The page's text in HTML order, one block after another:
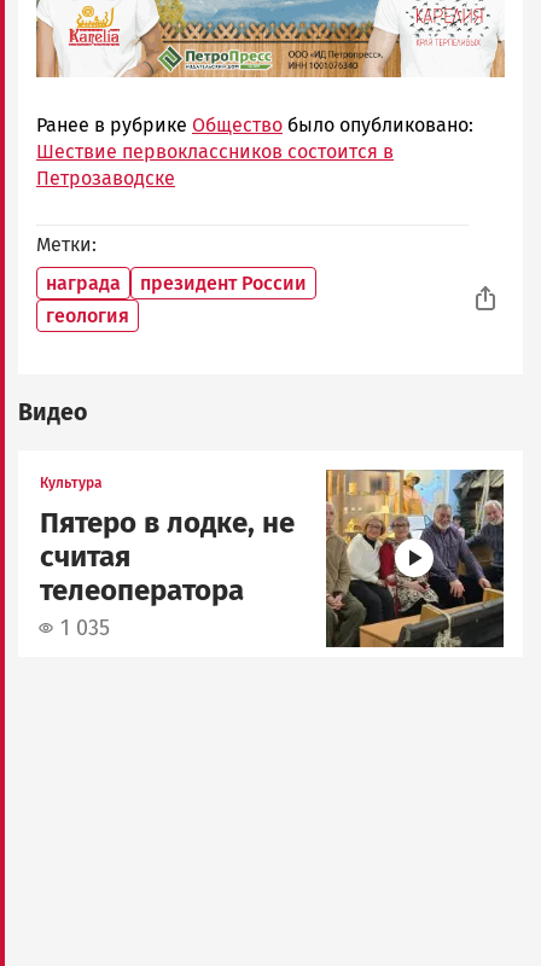
Ранее в рубрике Общество было опубликовано:
Шествие первоклассников состоится в
Петрозаводске
Метки
награда
президент России
геология
Видео
Культура
Пятеро в лодке, не
считая
телеоператора
1 035
Image